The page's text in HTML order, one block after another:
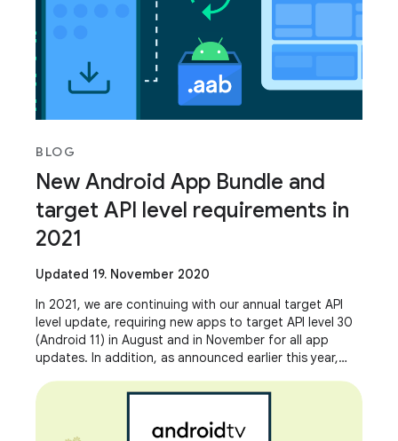
BLOG
New Android App Bundle and
target API level requirements in
2021
Updated 19. November 2020
In 2021, we are continuing with our annual target API
level update, requiring new apps to target API level 30
(Android 11) in August and in November for all app
updates. In addition, as announced earlier this year,